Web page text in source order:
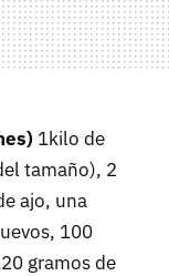
1kilo de
tamaño), 2
ajo, una
100
gramos de